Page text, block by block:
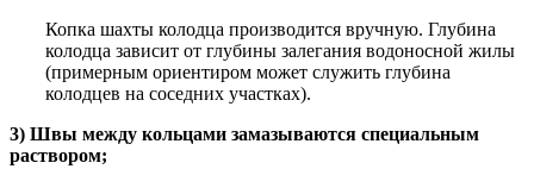
Копка шахты колодца производится вручную. Глубина
колодца зависит от глубины залегания водоносной жилы
(примерным ориентиром может служить глубина
колодцев на соседних участках).
3) Швы между кольцами замазываются специальным
раствором;